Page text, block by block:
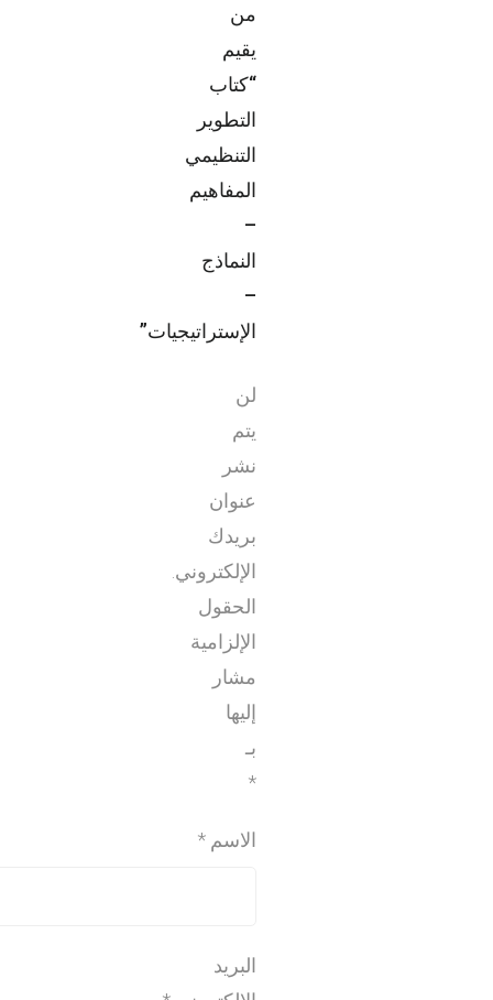
من
يقيم
“كتاب
التطوير
التنظيمي
المفاهيم
–
النماذج
–
الإستراتيجيات”
لن
يتم
نشر
عنوان
بريدك
الإلكتروني.
الحقول
الإلزامية
مشار
إليها
بـ
*
الاسم *
البريد